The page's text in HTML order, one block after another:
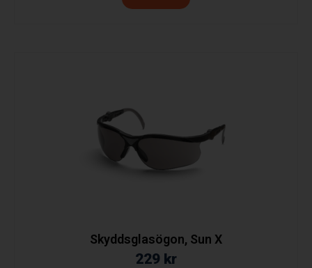
Skyddsglasögon, Sun X
229 kr